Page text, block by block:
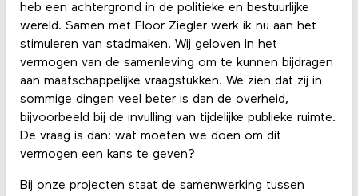
heb een achtergrond in de politieke en bestuurlijke
wereld. Samen met Floor Ziegler werk ik nu aan het
stimuleren van stadmaken. Wij geloven in het
vermogen van de samenleving om te kunnen bijdragen
aan maatschappelijke vraagstukken. We zien dat zij in
sommige dingen veel beter is dan de overheid,
bijvoorbeeld bij de invulling van tijdelijke publieke ruimte.
De vraag is dan: wat moeten we doen om dit
vermogen een kans te geven?
Bij onze projecten staat de samenwerking tussen